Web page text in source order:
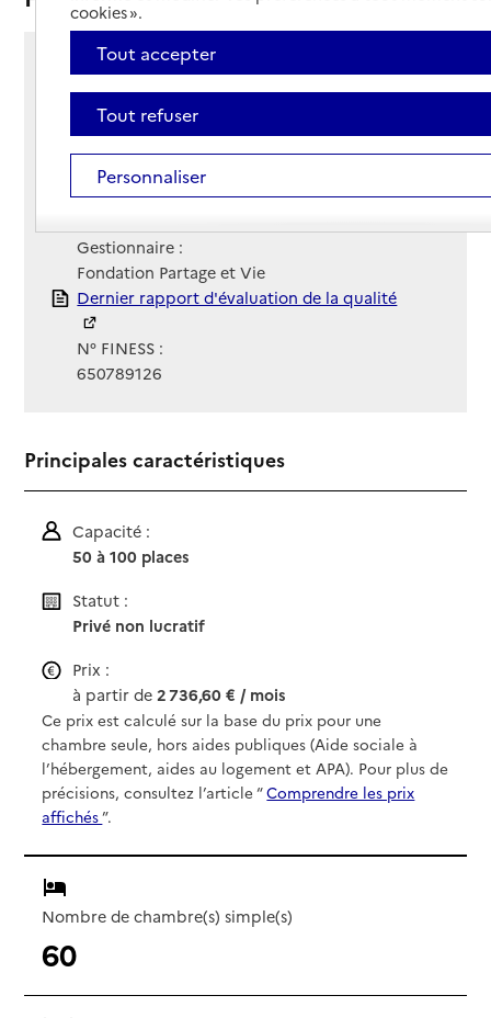
51 rue de Bagnères
65100 - Lourdes
Voir itinéraire
05 62 94 05 66
Contact
Contact
Gestionnaire :
Fondation Partage et Vie
Rapport HAS
Dernier rapport d'évaluation de la qualité
N° FINESS :
650789126
Principales caractéristiques
Capacité :
50 à 100 places
Statut :
Privé non lucratif
Prix :
à partir de2 736,60 € / mois
Ce prix est calculé sur la base du prix pour une
chambre seule, hors aides publiques (Aide sociale à
l’hébergement, aides au logement et APA). Pour plus de
précisions, consultez l’article “Comprendre les prix
affichés”.
Nombre de chambre(s) simple(s)
60
cookies ».
Tout accepter
Tout refuser
Personnaliser